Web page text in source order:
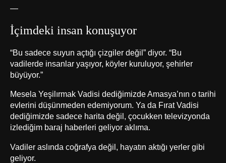
—
İçimdeki insan konuşuyor
“Bu sadece suyun açtığı çizgiler değil” diyor. “Bu
vadilerde insanlar yaşıyor, köyler kuruluyor, şehirler
büyüyor.”
Mesela Yeşilırmak Vadisi dediğimizde Amasya’nın o tarihi
evlerini düşünmeden edemiyorum. Ya da Fırat Vadisi
dediğimizde sadece harita değil, çocukken televizyonda
izlediğim baraj haberleri geliyor aklıma.
Vadiler aslında coğrafya değil, hayatın aktığı yerler gibi
geliyor.